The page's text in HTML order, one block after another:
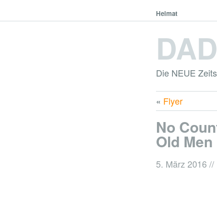
Heimat
Die NEUE
« Flyer
No
Old Men
5. März 2016 //